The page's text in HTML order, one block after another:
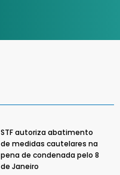
STF autoriza abatimento
de medidas cautelares na
pena de condenada pelo 8
de Janeiro